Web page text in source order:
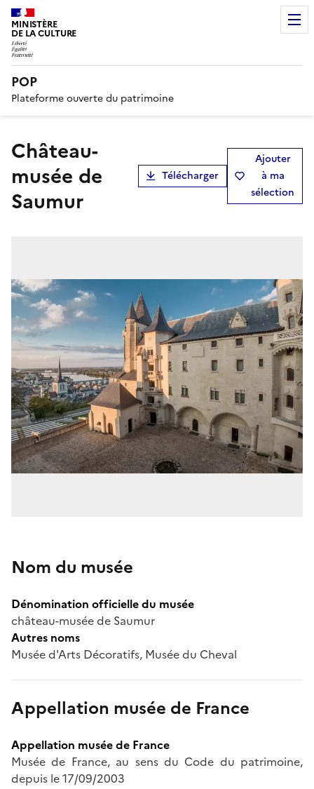
MINISTÈRE
DE LA CULTURE
POP
Plateforme ouverte du patrimoine
château-
musée de
Saumur
Télécharger
Ajouter
à ma
sélection
Nom du musée
Dénomination officielle du musée
château-musée de Saumur
Autres noms
Musée d'Arts Décoratifs, Musée du Cheval
Appellation musée de France
Appellation musée de France
Musée de France, au sens du Code du patrimoine,
depuis le 17/09/2003